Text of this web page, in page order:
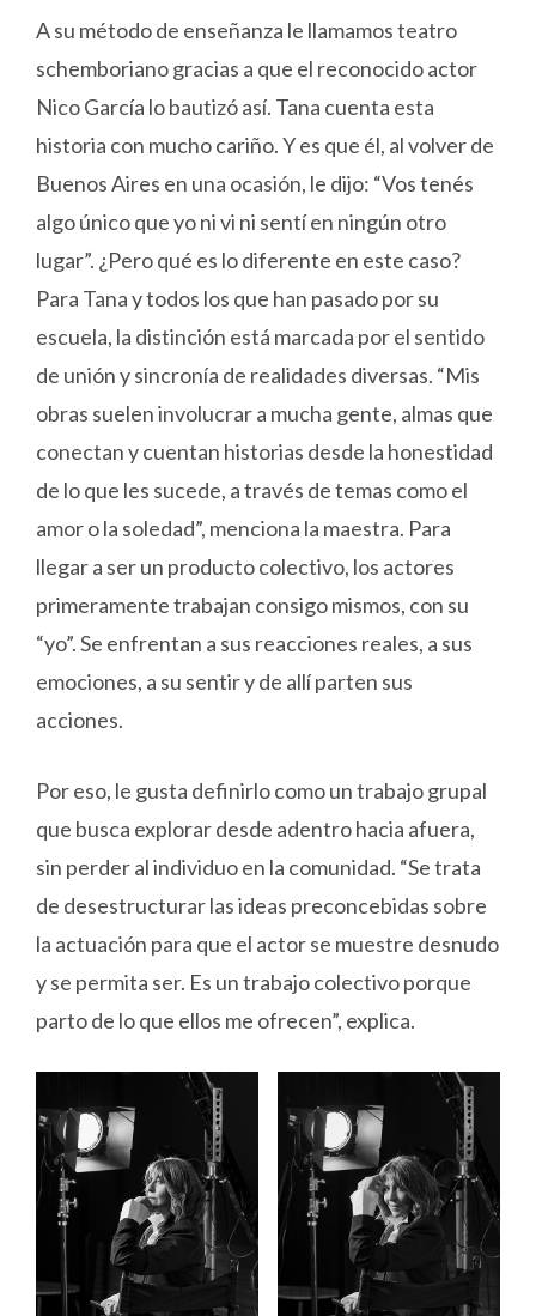
A su método de enseñanza le llamamos teatro
schemboriano gracias a que el reconocido actor
Nico García lo bautizó así. Tana cuenta esta
historia con mucho cariño. Y es que él, al volver de
Buenos Aires en una ocasión, le dijo: “Vos tenés
algo único que yo ni vi ni sentí en ningún otro
lugar”. ¿Pero qué es lo diferente en este caso?
Para Tana y todos los que han pasado por su
escuela, la distinción está marcada por el sentido
de unión y sincronía de realidades diversas. “Mis
obras suelen involucrar a mucha gente, almas que
conectan y cuentan historias desde la honestidad
de lo que les sucede, a través de temas como el
amor o la soledad”, menciona la maestra. Para
llegar a ser un producto colectivo, los actores
primeramente trabajan consigo mismos, con su
“yo”. Se enfrentan a sus reacciones reales, a sus
emociones, a su sentir y de allí parten sus
acciones.
Por eso, le gusta definirlo como un trabajo grupal
que busca explorar desde adentro hacia afuera,
sin perder al individuo en la comunidad. “Se trata
de desestructurar las ideas preconcebidas sobre
la actuación para que el actor se muestre desnudo
y se permita ser. Es un trabajo colectivo porque
parto de lo que ellos me ofrecen”, explica.